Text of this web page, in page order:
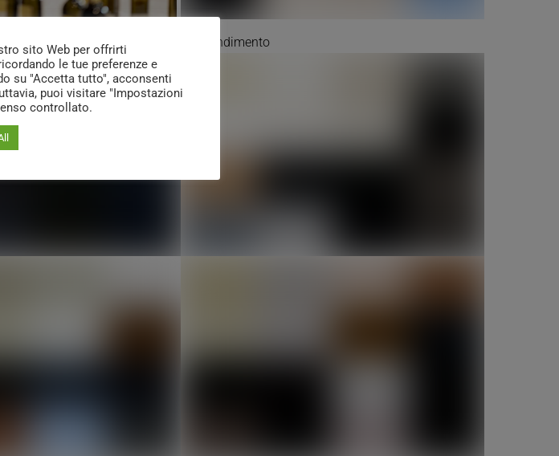
Attività Formative e di Approfondimento
sito Web per offrirti
le tue preferenze e
su "Accetta tutto", acconsenti
puoi visitare "Impostazioni
controllato.